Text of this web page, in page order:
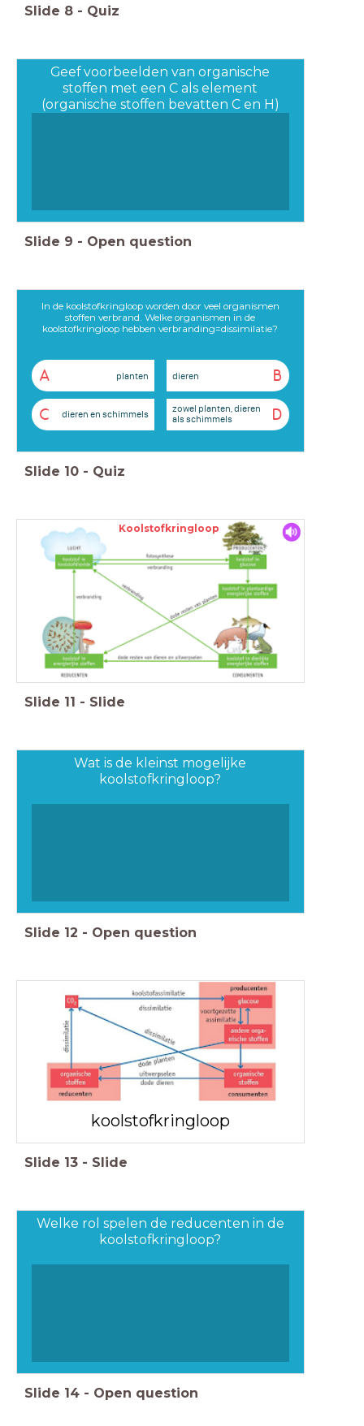
Slide 8 - Quiz
Geef voorbeelden van organische
stoffen met een C als element
(organische stoffen bevatten C en H)
Slide 9 - Open question
In de koolstofkringloop worden door veel organismen
stoffen verbrand. Welke organismen in de
koolstofkringloop hebben verbranding=dissimilatie?
A planten B
dieren
C dieren en schimmels D
zowel planten, dieren
als schimmels
Slide 10 - Quiz
Koolstofkringloop
Slide 11 - Slide
Wat is de kleinst mogelijke
koolstofkringloop?
Slide 12 - Open question
koolstofkringloop
Slide 13 - Slide
Welke rol spelen de reducenten in de
koolstofkringloop?
Slide 14 - Open question